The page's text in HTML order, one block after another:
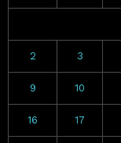
2 3
9 10
16 17